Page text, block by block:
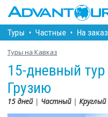
Туры • Частные • На заказ
Туры на Кавказ
15-дневный
Грузию
15 дней| Частный| Круглый